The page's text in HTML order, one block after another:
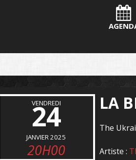
VENDREDI
24
JANVIER 2025
20H00
LA
The
Artiste :